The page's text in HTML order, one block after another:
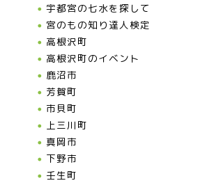
宇都宮の七水を探して
宮のもの知り達人検定
高根沢町
高根沢町のイベント
鹿沼市
芳賀町
市貝町
上三川町
真岡市
下野市
壬生町